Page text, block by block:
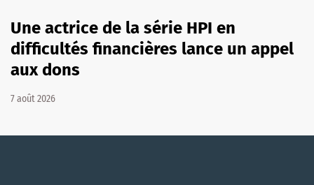
Une actrice de la série HPI en
difficultés financières lance un appel
aux dons
7 août 2026